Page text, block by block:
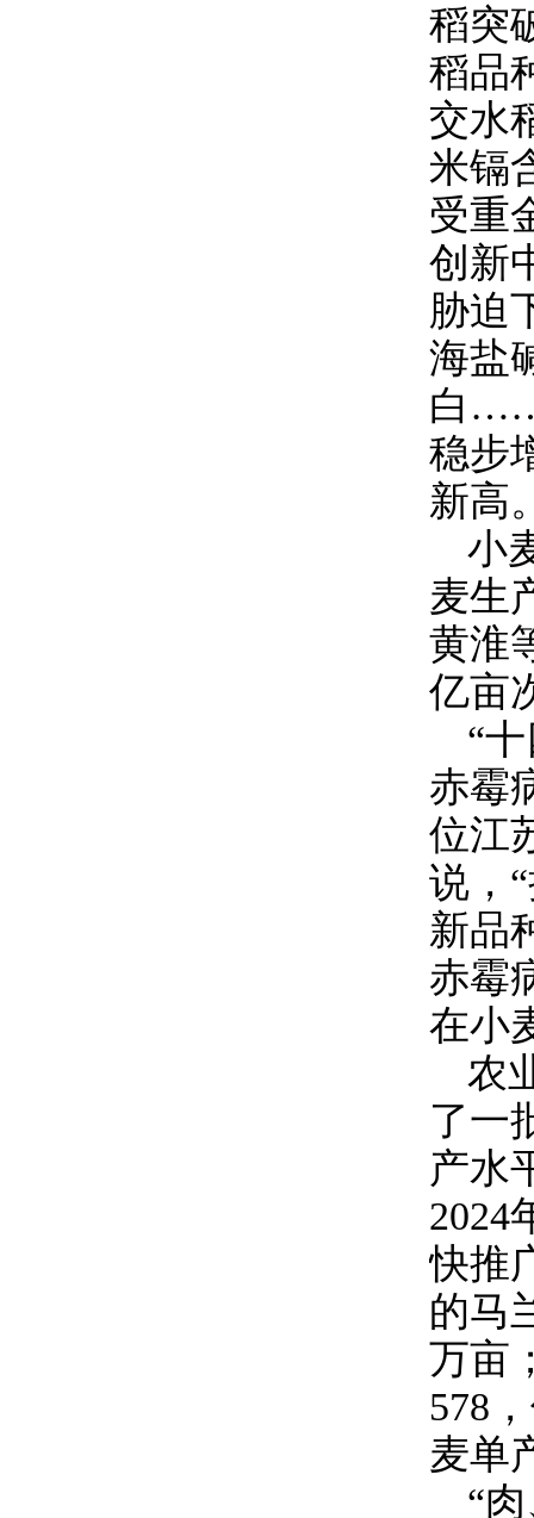
稻突
稻品
交水
米镉
受重
创新
胁迫
海盐
白……
稳步
新高
小
麦生
黄淮
亿亩
“
赤霉
位江
说，
新品
赤霉
在小
农
了一
产水
2024
快推
的马
万亩
578
麦单
“